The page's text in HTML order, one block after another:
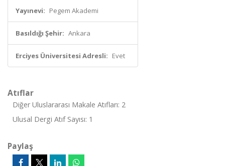
Yayınevi: Pegem Akademi
Basıldığı Şehir: Ankara
Erciyes Üniversitesi Adresli: Evet
Atıflar
Diğer Uluslararası Makale Atıfları: 2
Ulusal Dergi Atıf Sayısı: 1
Paylaş